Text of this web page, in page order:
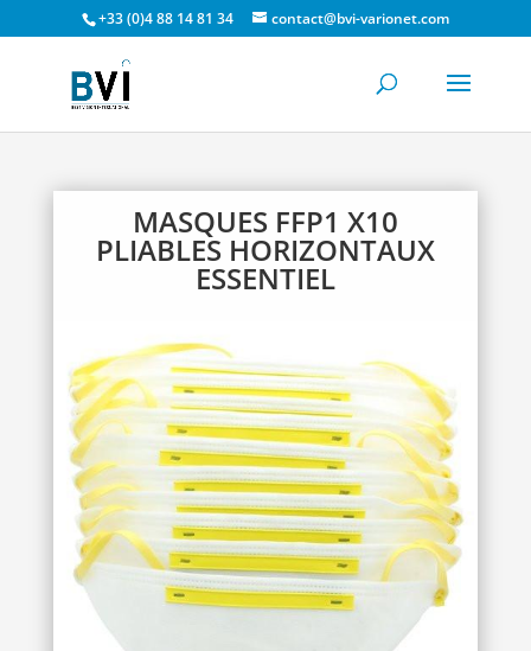
+33 (0)4 88 14 81 34 contact@bvi-varionet.com
MASQUES FFP1 X10
PLIABLES HORIZONTAUX
ESSENTIEL